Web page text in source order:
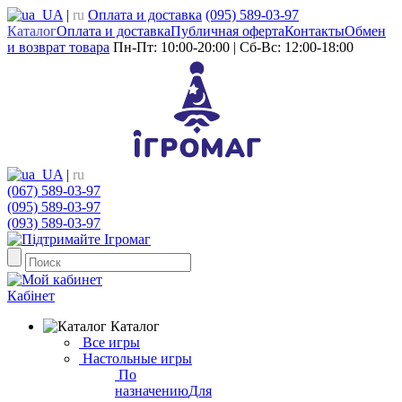
UA | ru Оплата и доставка (095) 589-03-97
КаталогОплата и доставкаПубличная офертаКонтактыОбмен
и возврат товара Пн-Пт: 10:00-20:00 | Сб-Вс: 12:00-18:00
UA | ru
(067) 589-03-97
(095) 589-03-97
(093) 589-03-97
Кабінет
Каталог
Все игры
Настольные игры
По
назначениюДля